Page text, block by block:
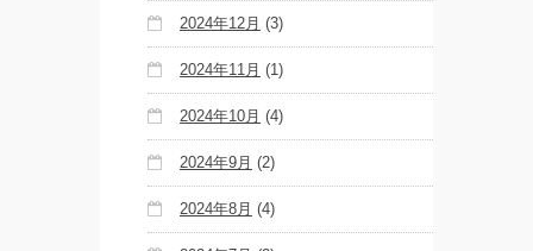
2024年12月 (3)
2024年11月 (1)
2024年10月 (4)
2024年9月 (2)
2024年8月 (4)